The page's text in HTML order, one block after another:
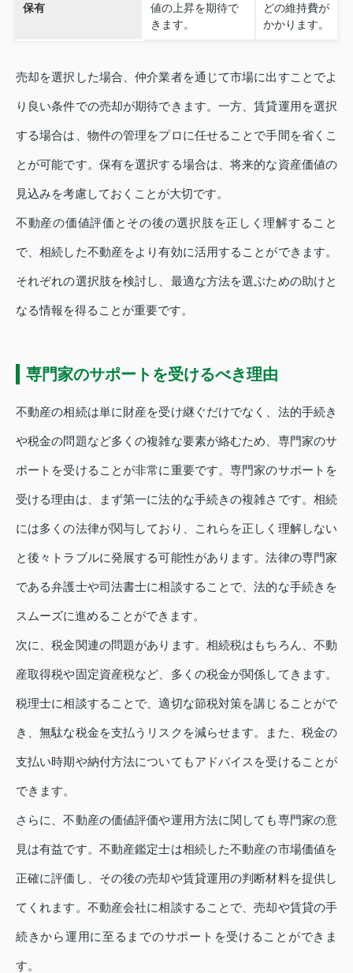
保有
値の上昇を期待で
きます。
どの維持費が
かかります。
売却を選択した場合、仲介業者を通じて市場に出すことでよ
り良い条件での売却が期待できます。一方、賃貸運用を選択
する場合は、物件の管理をプロに任せることで手間を省くこ
とが可能です。保有を選択する場合は、将来的な資産価値の
見込みを考慮しておくことが大切です。
不動産の価値評価とその後の選択肢を正しく理解すること
で、相続した不動産をより有効に活用することができます。
それぞれの選択肢を検討し、最適な方法を選ぶための助けと
なる情報を得ることが重要です。
専門家のサポートを受けるべき理由
不動産の相続は単に財産を受け継ぐだけでなく、法的手続き
や税金の問題など多くの複雑な要素が絡むため、専門家のサ
ポートを受けることが非常に重要です。専門家のサポートを
受ける理由は、まず第一に法的な手続きの複雑さです。相続
には多くの法律が関与しており、これらを正しく理解しない
と後々トラブルに発展する可能性があります。法律の専門家
である弁護士や司法書士に相談することで、法的な手続きを
スムーズに進めることができます。
次に、税金関連の問題があります。相続税はもちろん、不動
産取得税や固定資産税など、多くの税金が関係してきます。
税理士に相談することで、適切な節税対策を講じることがで
き、無駄な税金を支払うリスクを減らせます。また、税金の
支払い時期や納付方法についてもアドバイスを受けることが
できます。
さらに、不動産の価値評価や運用方法に関しても専門家の意
見は有益です。不動産鑑定士は相続した不動産の市場価値を
正確に評価し、その後の売却や賃貸運用の判断材料を提供し
てくれます。不動産会社に相談することで、売却や賃貸の手
続きから運用に至るまでのサポートを受けることができま
す。